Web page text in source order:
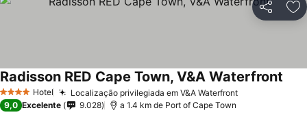
Partilhar
4 EstrelasHotel Localização privilegiada em V&A Waterfront
Radisson RED Cape Town, V&A Waterfront
9,0 Excelente 9.028 a 1.4 km de Port of Cape Town